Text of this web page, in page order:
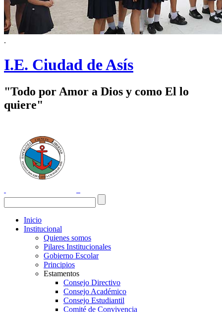
.
I.E. Ciudad de Asís
"Todo por Amor a Dios y como El lo
quiere"
Inicio
Institucional
Quienes somos
Pilares Institucionales
Gobierno Escolar
Principios
Estamentos
Consejo Directivo
Consejo Académico
Consejo Estudiantil
Comité de Convivencia